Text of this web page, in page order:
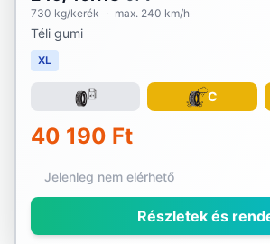
730 kg/kerék · max. 240 km/h
Téli gumi
XL
C
40 190 Ft
Jelenleg nem elérhető
Részletek és